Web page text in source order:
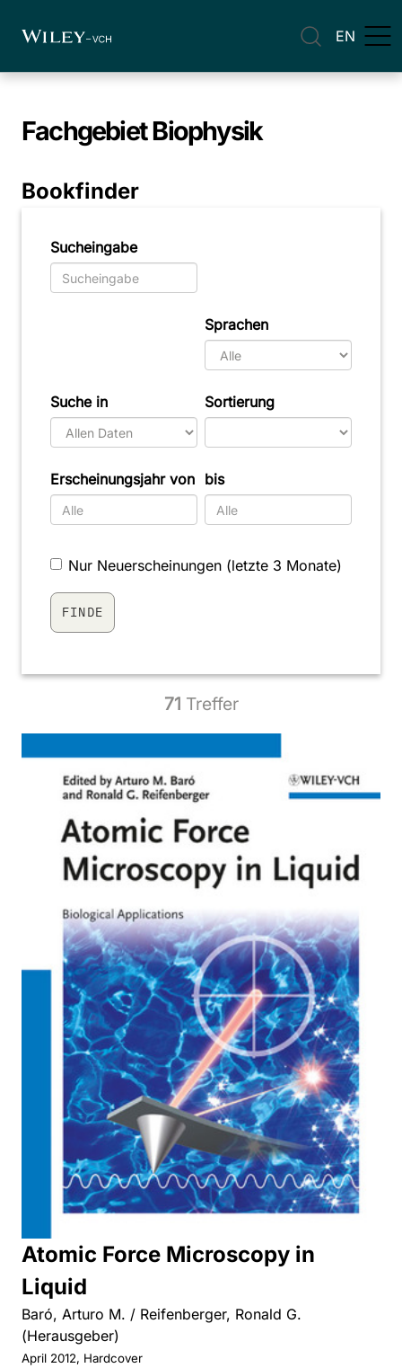
EN
FachgebietBiophysik
Bookfinder
Sucheingabe
Sprachen
Suche in
Erscheinungsjahr von bis
Sortierung
Nur Neuerscheinungen (letzte 3 Monate)
71 Treffer
Atomic Force Microscopy in
Liquid
Baró, Arturo M. / Reifenberger, Ronald G.
(Herausgeber)
April 2012, Hardcover